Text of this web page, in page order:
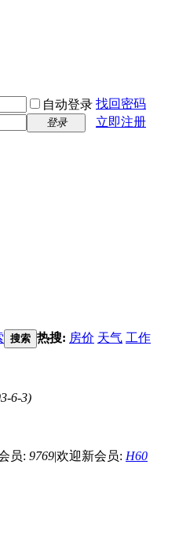
自动登录 找回密码
登录 立即注册
搜索 热搜: 房价 天气 工作
6-3)
员: 9769|欢迎新会员: H60